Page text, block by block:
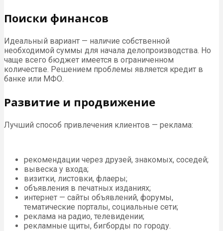
Поиски финансов
Идеальный вариант — наличие собственной
необходимой суммы для начала делопроизводства. Но
чаще всего бюджет имеется в ограниченном
количестве. Решением проблемы является кредит в
банке или МФО.
Развитие и продвижение
Лучший способ привлечения клиентов — реклама:
рекомендации через друзей, знакомых, соседей;
вывеска у входа;
визитки, листовки, флаеры;
объявления в печатных изданиях;
интернет — сайты объявлений, форумы,
тематические порталы, социальные сети;
реклама на радио, телевидении;
рекламные щиты, бигборды по городу.